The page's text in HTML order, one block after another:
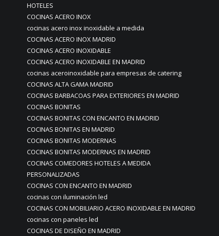
HOTELES
COCINAS ACERO INOX
cocinas acero inox inoxidable a medida
COCINAS ACERO INOX MADRID
COCINAS ACERO INOXIDABLE
COCINAS ACERO INOXIDABLE EN MADRID
cocinas aceroinoxidable para empresas de catering
COCINAS ALTA GAMA MADRID
COCINAS BARBACOAS PARA EXTERIORES EN MADRID
COCINAS BONITAS
COCINAS BONITAS CON ENCANTO EN MADRID
COCINAS BONITAS EN MADRID
COCINAS BONITAS MODERNAS
COCINAS BONITAS MODERNAS EN MADRID
COCINAS COMEDORES HOTELES A MEDIDA
PERSONALIZADAS
COCINAS CON ENCANTO EN MADRID
cocinas con iluminación led
COCINAS CON MOBILIARIO ACERO INOXIDABLE EN MADRID
cocinas con paneles led
COCINAS DE DISEÑO EN MADRID